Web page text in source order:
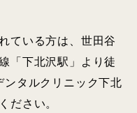
ている方は、世田谷
「下北沢駅」より徒
ンタルクリニック下北
ださい。